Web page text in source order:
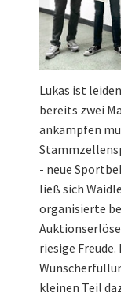
Lukas ist
bereits zwei
ankämpfen
- neue
ließ sich
organisierte
riesige
kleinen Teil